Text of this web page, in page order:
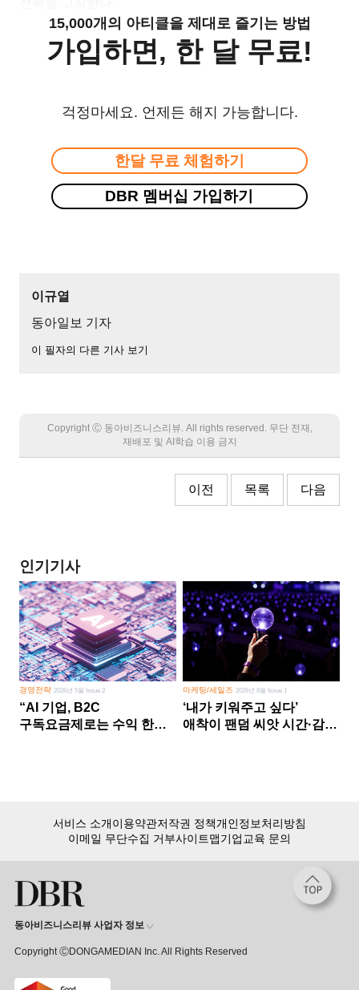
15,000개의 아티클을 제대로 즐기는 방법
가입하면, 한 달 무료!
걱정마세요. 언제든 해지 가능합니다.
한달 무료 체험하기
DBR 멤버십 가입하기
이규열
동아일보 기자
이 필자의 다른 기사 보기
Copyright Ⓒ 동아비즈니스리뷰. All rights reserved. 무단 전재,
재배포 및 AI학습 이용 금지
이전 목록 다음
인기기사
경영전략2026년 5월 Issue 2
“AI 기업, B2C
구독요금제로는 수익 한계
마케팅/세일즈 2026년 8월 Issue 1
‘내가 키워주고 싶다’
애착이 팬덤 씨앗 시간·감정
서비스 소개이용약관저작권 정책개인정보처리방침
이메일 무단수집 거부사이트맵기업교육 문의
동아비즈니스리뷰 사업자 정보
Copyright ⒸDONGAMEDIAN Inc. All Rights Reserved